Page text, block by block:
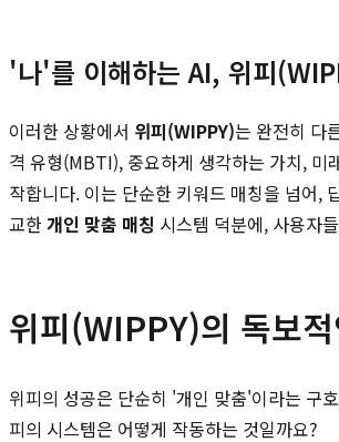
'나'를 이해하는 AI, 위피
이러한 상황에서 위피(WIPPY)는 완전히 다
격 유형(MBTI), 중요하게 생각하는 가치, 미
작합니다. 이는 단순한 키워드 매칭을 넘어,
교한개인 맞춤 매칭 시스템 덕분에, 사용자
위피(WIPPY)의 독보
위피의 성공은 단순히 '개인 맞춤'이라는 구
피의 시스템은 어떻게 작동하는 것일까요?